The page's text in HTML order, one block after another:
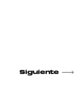
Siguiente